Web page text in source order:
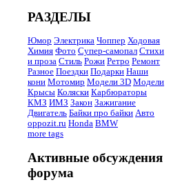
РАЗДЕЛЫ
Юмор Электрика Чоппер Ходовая
Химия Фото Супер-самопал Стихи
и проза Стиль Рожи Ретро Ремонт
Разное Поездки Подарки Наши
кони Мотомир Модели 3D Модели
Крысы Коляски Карбюраторы
КМЗ ИМЗ Закон Зажигание
Двигатель Байки про байки Авто
oppozit.ru Honda BMW
more tags
Активные обсуждения
форума